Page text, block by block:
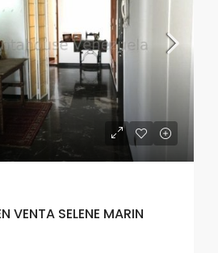
VENTA SELENE MARIN